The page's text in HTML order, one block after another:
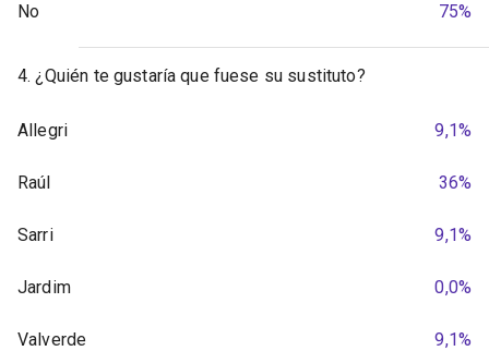
No 75%
4. ¿Quién te gustaría que fuese su sustituto?
Allegri 9,1%
Raúl 36%
Sarri 9,1%
Jardim 0,0%
Valverde 9,1%